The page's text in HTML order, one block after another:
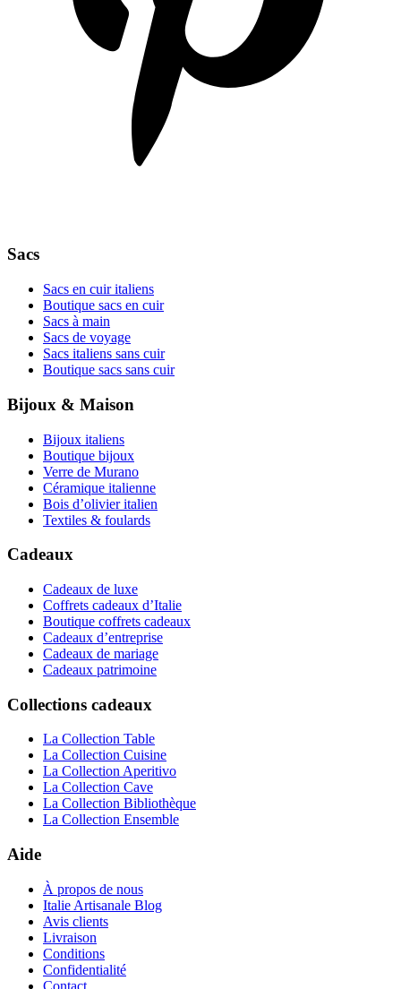
Sacs
Sacs en cuir italiens
Boutique sacs en cuir
Sacs à main
Sacs de voyage
Sacs italiens sans cuir
Boutique sacs sans cuir
Bijoux & Maison
Bijoux italiens
Boutique bijoux
Verre de Murano
Céramique italienne
Bois d’olivier italien
Textiles & foulards
Cadeaux
Cadeaux de luxe
Coffrets cadeaux d’Italie
Boutique coffrets cadeaux
Cadeaux d’entreprise
Cadeaux de mariage
Cadeaux patrimoine
Collections cadeaux
La Collection Table
La Collection Cuisine
La Collection Aperitivo
La Collection Cave
La Collection Bibliothèque
La Collection Ensemble
Aide
À propos de nous
Italie Artisanale Blog
Avis clients
Livraison
Conditions
Confidentialité
Contact